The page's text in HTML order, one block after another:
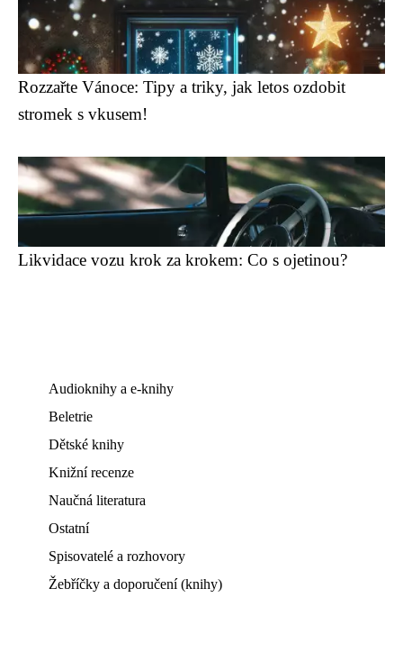
Rozzařte Vánoce: Tipy a triky, jak letos ozdobit
stromek s vkusem!
Likvidace vozu krok za krokem: Co s ojetinou?
Audioknihy a e-knihy
Beletrie
Dětské knihy
Knižní recenze
Naučná literatura
Ostatní
Spisovatelé a rozhovory
Žebříčky a doporučení (knihy)